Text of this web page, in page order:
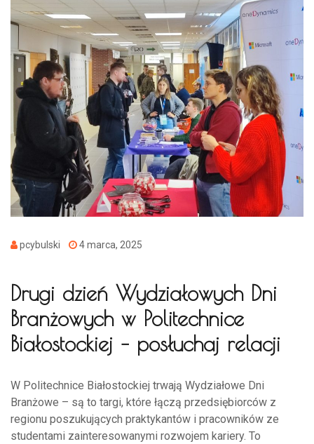
pcybulski 4 marca, 2025
Drugi dzień Wydziałowych Dni
Branżowych w Politechnice
Białostockiej – posłuchaj relacji
W Politechnice Białostockiej trwają Wydziałowe Dni
Branżowe – są to targi, które łączą przedsiębiorców z
regionu poszukujących praktykantów i pracowników ze
studentami zainteresowanymi rozwojem kariery. To